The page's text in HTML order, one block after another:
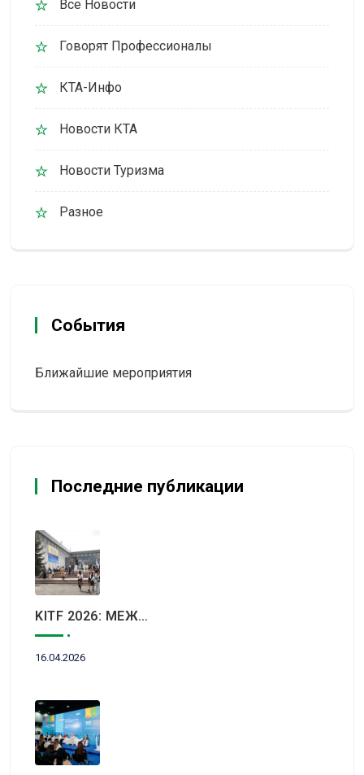
Все Новости
Говорят Профессионалы
КТА-Инфо
Новости КТА
Новости Туризма
Разное
События
Ближайшие мероприятия
Последние публикации
KITF 2026: МЕЖДУНАРОДНЫЙ ТУРИСТИЧЕСКИЙ РЫНОК ВСТРЕТИТСЯ В АЛМАТЫ
16.04.2026